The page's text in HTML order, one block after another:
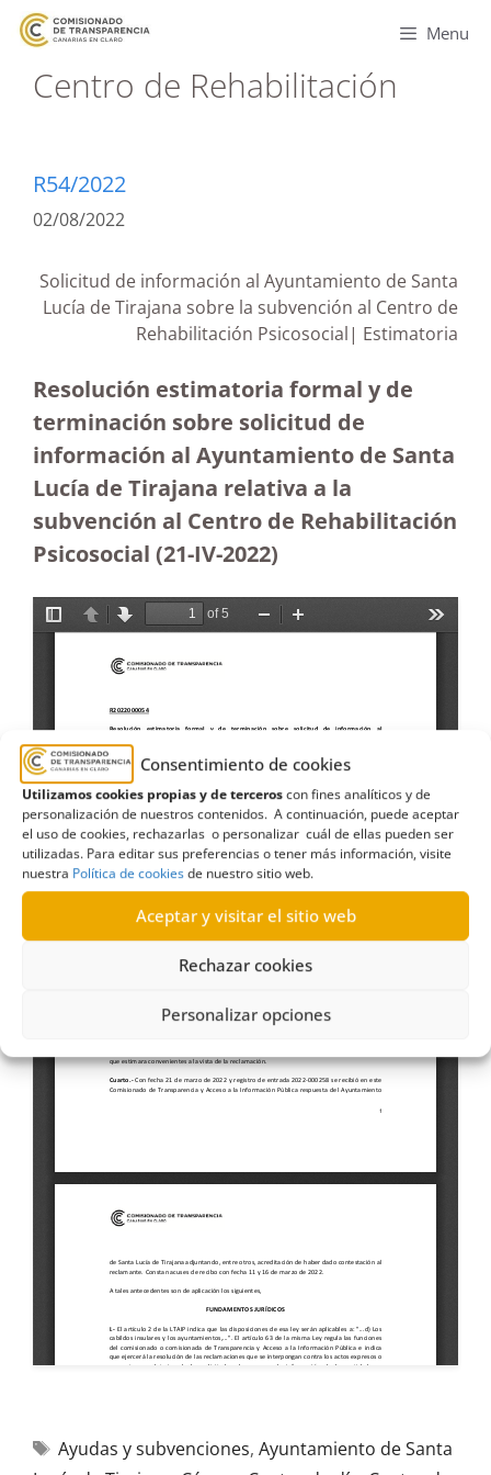
Consentimiento de cookies
Utilizamos cookies propias y de terceroscon fines analíticos y de
personalización de nuestros contenidos. A continuación, puede aceptar
el uso de cookies, rechazarlas o personalizar cuál de ellas pueden ser
utilizadas. Para editar sus preferencias o tener más información, visite
nuestra Política de cookiesde nuestro sitio web.
Aceptar y visitar el sitio web
Rechazar cookies
Personalizar opciones
Menu
Centro de Rehabilitación
R54/2022
02/08/2022
Solicitud de información al Ayuntamiento de Santa
Lucía de Tirajana sobre la subvención al Centro de
Rehabilitación Psicosocial| Estimatoria
Resolución estimatoria formal y de
terminación sobre solicitud de
información al Ayuntamiento de Santa
Lucía de Tirajana relativa a la
subvención al Centro de Rehabilitación
Psicosocial (21-IV-2022)
Ayudas y subvenciones, Ayuntamiento de Santa